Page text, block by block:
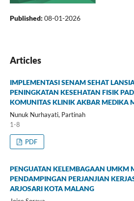
Published: 08-01-2026
Articles
IMPLEMENTASI SENAM SEHAT
PENINGKATAN KESEHATAN FISIK
KOMUNITAS KLINIK AKBAR MEDIKA
Nunuk Nurhayati, Partinah
1-8
PDF
PENGUATAN KELEMBAGAAN UMKM
PENDAMPINGAN PERJANJIAN
ARJOSARI KOTA MALANG